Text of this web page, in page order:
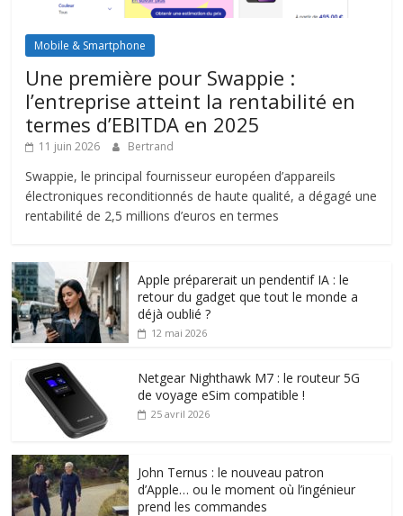
Mobile & Smartphone
Une première pour Swappie :
l’entreprise atteint la rentabilité en
termes d’EBITDA en 2025
11 juin 2026 Bertrand
Swappie, le principal fournisseur européen d’appareils
électroniques reconditionnés de haute qualité, a dégagé une
rentabilité de 2,5 millions d’euros en termes
Apple préparerait un pendentif IA : le
retour du gadget que tout le monde a
déjà oublié ?
12 mai 2026
Netgear Nighthawk M7 : le routeur 5G
de voyage eSim compatible !
25 avril 2026
John Ternus : le nouveau patron
d’Apple… ou le moment où l’ingénieur
prend les commandes